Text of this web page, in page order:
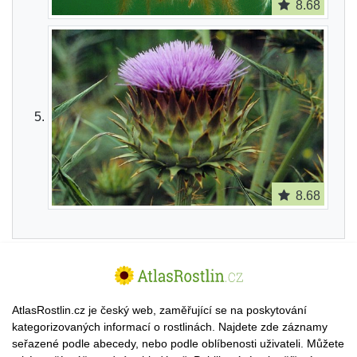
8.68
8.68
AtlasRostlin.cz je český web, zaměřující se na poskytování
kategorizovaných informací o rostlinách. Najdete zde záznamy
seřazené podle abecedy, nebo podle oblíbenosti uživateli. Můžete